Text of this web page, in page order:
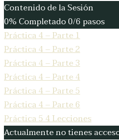
Contenido de la Sesión
0% Completado0/6 pasos
Práctica 4 – Parte 1
Práctica 4 – Parte 2
Práctica 4 – Parte 3
Práctica 4 – Parte 4
Práctica 4 – Parte 5
Práctica 4 – Parte 6
Práctica 54 Lecciones
Actualmente no tienes